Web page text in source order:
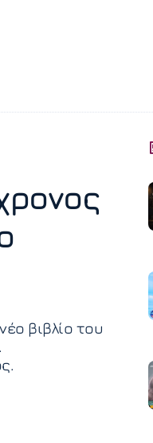
βιβλίο του